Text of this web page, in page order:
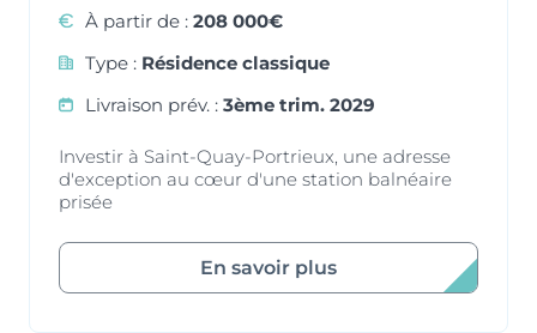
À partir de : 208 000€
Type : Résidence classique
Livraison prév. : 3ème trim. 2029
Investir à Saint-Quay-Portrieux, une adresse
d'exception au cœur d'une station balnéaire
prisée
En savoir plus